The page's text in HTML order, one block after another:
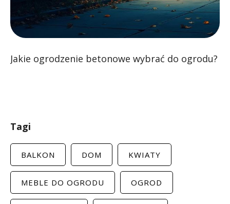
Jakie ogrodzenie betonowe wybrać do ogrodu?
Tagi
BALKON DOM KWIATY
MEBLE DO OGRODU OGROD